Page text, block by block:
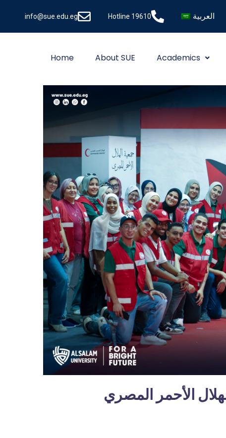
info@sue.edu.eg Hotline 19610 العربية
Home About SUE Academics
الأحمر المصري